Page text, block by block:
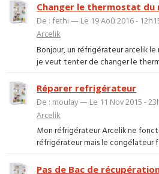
Changer le thermostat
De : fethi — Le 19 Aoû 2016 -
Arcelik
Bonjour, un réfrigérateur arcelik
je veut tenter de changer le
Réparer refrigérateur
De : moulay — Le 11 Nov 2015 -
Arcelik
Mon réfrigérateur Arcelik ne
réfrigérateur mais le congélateur
Pas de Bac de